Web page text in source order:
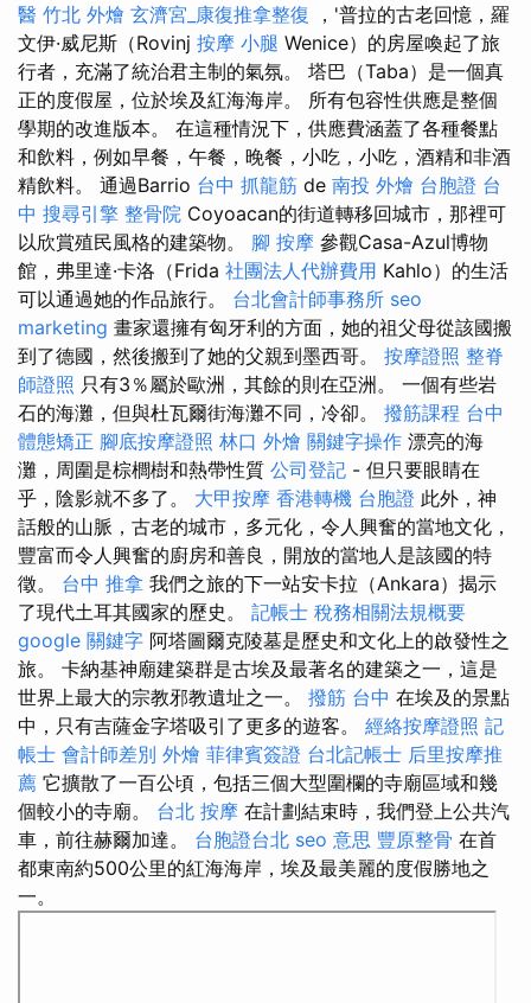
醫 竹北 外燴 玄濟宮_康復推拿整復 ，'普拉的古老回憶，羅
文伊·威尼斯（Rovinj 按摩 小腿 Wenice）的房屋喚起了旅
行者，充滿了統治君主制的氣氛。 塔巴（Taba）是一個真
正的度假屋，位於埃及紅海海岸。 所有包容性供應是整個
學期的改進版本。 在這種情況下，供應費涵蓋了各種餐點
和飲料，例如早餐，午餐，晚餐，小吃，小吃，酒精和非酒
精飲料。 通過Barrio 台中 抓龍筋 de 南投 外燴 台胞證 台
中 搜尋引擎 整骨院 Coyoacan的街道轉移回城市，那裡可
以欣賞殖民風格的建築物。 腳 按摩 參觀Casa-Azul博物
館，弗里達·卡洛（Frida 社團法人代辦費用 Kahlo）的生活
可以通過她的作品旅行。 台北會計師事務所 seo
marketing 畫家還擁有匈牙利的方面，她的祖父母從該國搬
到了德國，然後搬到了她的父親到墨西哥。 按摩證照 整脊
師證照 只有3％屬於歐洲，其餘的則在亞洲。 一個有些岩
石的海灘，但與杜瓦爾街海灘不同，冷卻。 撥筋課程 台中
體態矯正 腳底按摩證照 林口 外燴 關鍵字操作 漂亮的海
灘，周圍是棕櫚樹和熱帶性質 公司登記 - 但只要眼睛在
乎，陰影就不多了。 大甲按摩 香港轉機 台胞證 此外，神
話般的山脈，古老的城市，多元化，令人興奮的當地文化，
豐富而令人興奮的廚房和善良，開放的當地人是該國的特
徵。 台中 推拿 我們之旅的下一站安卡拉（Ankara）揭示
了現代土耳其國家的歷史。 記帳士 稅務相關法規概要
google 關鍵字 阿塔圖爾克陵墓是歷史和文化上的啟發性之
旅。 卡納基神廟建築群是古埃及最著名的建築之一，這是
世界上最大的宗教邪教遺址之一。 撥筋 台中 在埃及的景點
中，只有吉薩金字塔吸引了更多的遊客。 經絡按摩證照 記
帳士 會計師差別 外燴 菲律賓簽證 台北記帳士 后里按摩推
薦 它擴散了一百公頃，包括三個大型圍欄的寺廟區域和幾
個較小的寺廟。 台北 按摩 在計劃結束時，我們登上公共汽
車，前往赫爾加達。 台胞證台北 seo 意思 豐原整骨 在首
都東南約500公里的紅海海岸，埃及最美麗的度假勝地之
一。